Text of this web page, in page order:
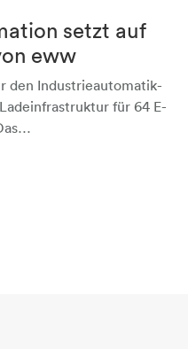
setzt auf
eww
den Industrieautomatik-
für 64 E-